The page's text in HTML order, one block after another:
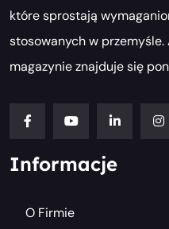
które sprostają
stosowanych w
magazynie znajduje się
Informacje
O Firmie